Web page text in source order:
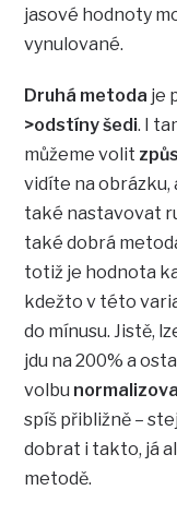
jasové hodnoty
vynulované.
Druhá metoda je
>odstíny šedi. I
můžeme volit
vidíte na obrázku,
také nastavovat
také dobrá
totiž je hodnota
kdežto v této
do mínusu. Jistě,
jdu na 200% a
volbu
spíš přibližně –
dobrat i takto, já
metodě.